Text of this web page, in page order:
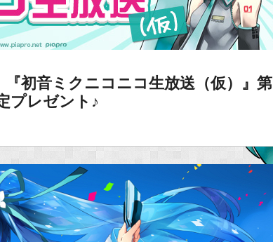
『初音ミクニコニコ生放送（仮）』第
プレゼント♪